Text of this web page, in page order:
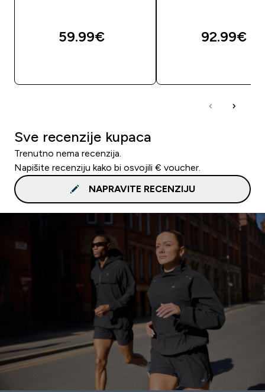
59.99€‎ 92.99€‎
Sve recenzije kupaca
Trenutno nema recenzija.
Napišite recenziju kako bi osvojili € voucher.
NAPRAVITE RECENZIJU